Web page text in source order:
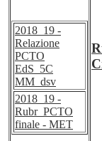
2018_19 -
Relazione
PCTO
EdS_5C
MM_dsv
2018_19 -
Rubr_PCTO
finale - MET